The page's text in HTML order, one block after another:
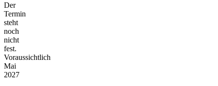
Der
Termin
steht
noch
nicht
fest.
Voraussichtlich
Mai
2027